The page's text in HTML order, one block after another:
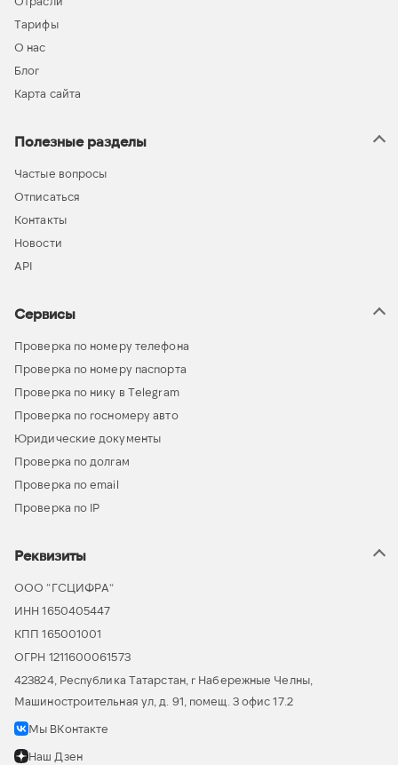
Тарифы
О нас
Блог
Карта сайта
Полезные разделы
Частые вопросы
Отписаться
Контакты
Новости
API
Сервисы
Проверка по номеру телефона
Проверка по номеру паспорта
Проверка по нику в Telegram
Проверка по госномеру авто
Юридические документы
Проверка по долгам
Проверка по email
Проверка по IP
Реквизиты
ООО “ГСЦИФРА”
ИНН 1650405447
КПП 165001001
ОГРН 1211600061573
423824, Республика Татарстан, г Набережные Челны,
Машиностроительная ул, д. 91, помещ. 3 офис 17.2
Мы ВКонтакте
Наш Дзен